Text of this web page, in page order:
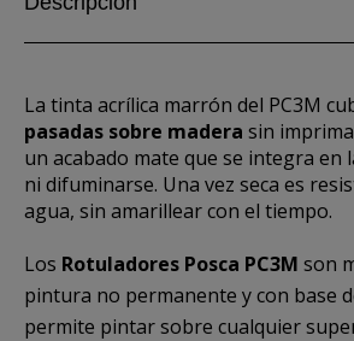
La tinta acrílica marrón del PC3M
pasadas sobre madera sin
un acabado mate que se integra en
ni difuminarse. Una vez seca es
agua, sin amarillear con el tiempo.
Los Rotuladores Posca PC3M son
pintura no permanente y con base
permite pintar sobre cualquier